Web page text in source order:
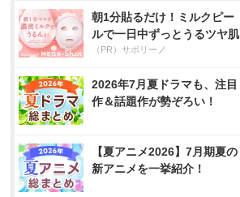
朝1分貼るだけ！ミルクピー
ルで一日中ずっとうるツヤ肌
（PR）サボリーノ
2026年7月夏ドラマも、注目
作＆話題作が勢ぞろい！
【夏アニメ2026】7月期夏の
新アニメを一挙紹介！